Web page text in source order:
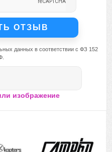
данных в соответствии с ФЗ 152
изображение